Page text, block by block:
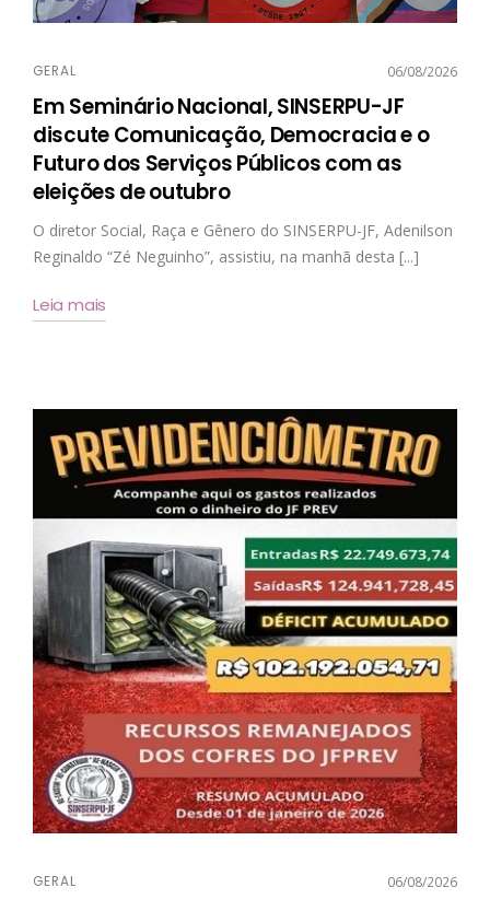
GERAL 06/08/2026
Em Seminário Nacional, SINSERPU-JF
discute Comunicação, Democracia e o
Futuro dos Serviços Públicos com as
eleições de outubro
O diretor Social, Raça e Gênero do SINSERPU-JF, Adenilson
Reginaldo “Zé Neguinho”, assistiu, na manhã desta [...]
Leia mais
GERAL 06/08/2026